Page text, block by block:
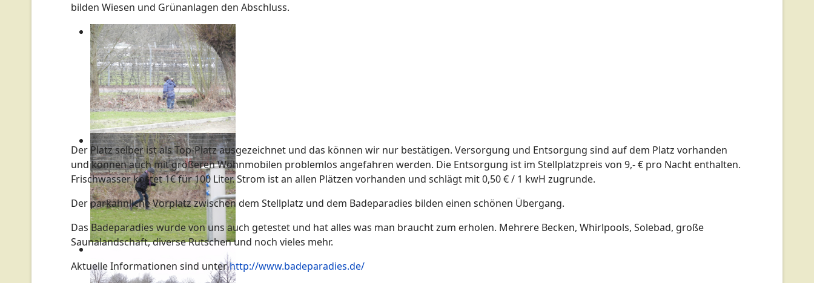
bilden Wiesen und Grünanlagen den Abschluss.
Der Platz selber ist als Top-Platz ausgezeichnet und das können wir nur bestätigen. Versorgung und Entsorgung sind auf dem Platz vorhanden
und können auch mit größeren Wohnmobilen problemlos angefahren werden. Die Entsorgung ist im Stellplatzpreis von 9,- € pro Nacht enthalten.
Frischwasser kostet 1€ für 100 Liter. Strom ist an allen Plätzen vorhanden und schlägt mit 0,50 € / 1 kwH zugrunde.
Der parkähnliche Vorplatz zwischen dem Stellplatz und dem Badeparadies bilden einen schönen Übergang.
Das Badeparadies wurde von uns auch getestet und hat alles was man braucht zum erholen. Mehrere Becken, Whirlpools, Solebad, große
Saunalandschaft, diverse Rutschen und noch vieles mehr.
Aktuelle Informationen sind unterhttp://www.badeparadies.de/